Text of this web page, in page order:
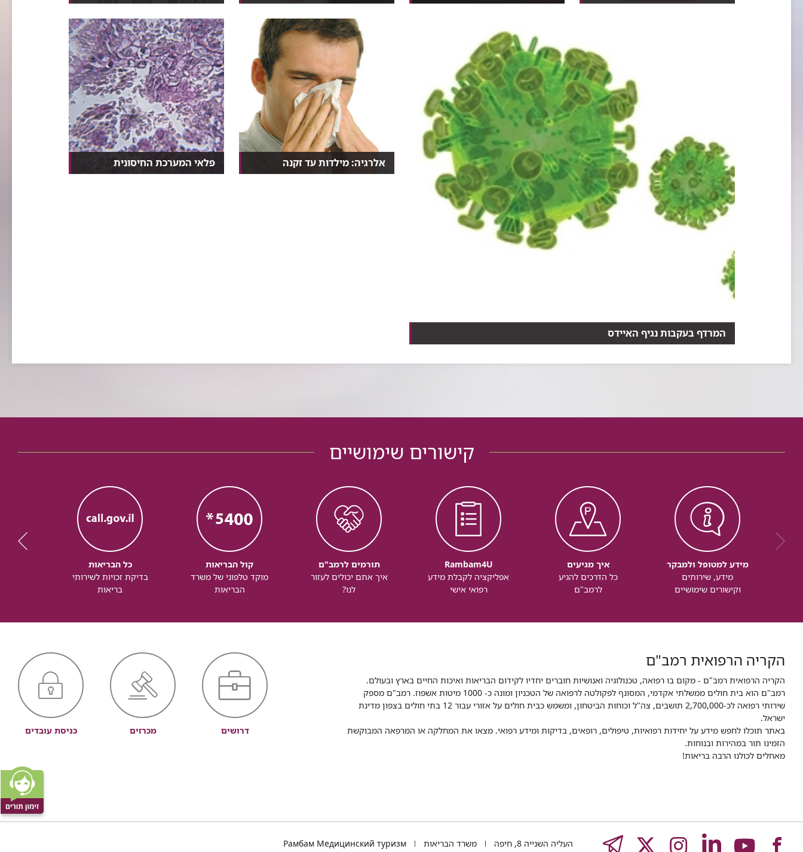
​זוהי תופעה קשה ולא נעימה
זמן קצר לאחר שעלתה ארצה גילתה
קינסיולוגיה - גישה כוללת לאיזון
מערכת התנועה ויחסי...
רגע לרמב"ם התובנות הבריאותיות
של הרמב"ם בראי הידע...
המרדף בעקבות נגיף האיידס
מאז נחשפה, בתחילת שנות השמונים של המאה הקודמת, הפכ...
אלרגיה: מילדות עד זקנה
האלרגיה לסוגיה מוגדרת כמגיפה
פלאי המערכת החיסונית
בריאותנו תלויה במערכת החיסונית,
קישורים שימושיים
מידע למטופל ולמבקר
מידע, שירותים
וקישורים שימושיים
איך מגיעים
כל הדרכים להגיע
לרמב"ם
Rambam4U
אפליקציה לקבלת מידע
רפואי אישי
תורמים לרמב"ם
איך אתם יכולים לעזור
לנו?
קול הבריאות
מוקד טלפוני של משרד
הבריאות
כל הבריאות
בדיקת זכויות לשירותי
בריאות
הקריה הרפואית רמב"ם
הקריה הרפואית רמב"ם - מקום בו רפואה, טכנולוגיה ואנושיות חוברים יחדיו לקידום הבריאות ואיכות החיים בארץ ובעולם.
רמב"ם הוא בית חולים ממשלתי אקדמי, המסונף לפקולטה לרפואה של הטכניון ומונה כ- 1000 מיטות אשפוז. רמב"ם מספק
שירותי רפואה לכ-2,700,000 תושבים, צה"ל וכוחות הביטחון, ומשמש כבית חולים על אזורי עבור 12 בתי חולים בצפון מדינת
ישראל.
באתר תוכלו לחפש מידע על יחידות רפואיות, טיפולים, רופאים, בדיקות ומידע רפואי. מצאו את המחלקה או המרפאה המבוקשת
הזמינו תור במהירות ובנוחות.
מאחלים לכולנו הרבה בריאות!
דרושים מכרזים כניסת עובדים
העליה השנייה 8, חיפה משרד הבריאות Рамбам Медицинский туризм